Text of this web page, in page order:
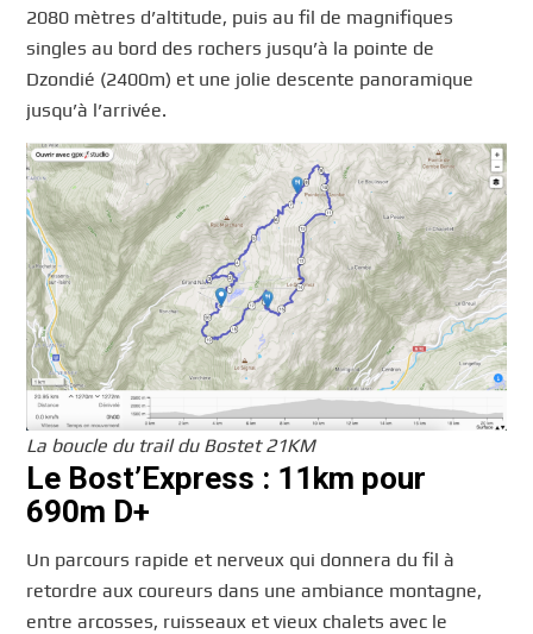
2080 mètres d’altitude, puis au fil de magnifiques
singles au bord des rochers jusqu’à la pointe de
Dzondié (2400m) et une jolie descente panoramique
jusqu’à l’arrivée.
La boucle du trail du Bostet 21KM
Le Bost’Express : 11km pour
690m D+
Un parcours rapide et nerveux qui donnera du fil à
retordre aux coureurs dans une ambiance montagne,
entre arcosses, ruisseaux et vieux chalets avec le